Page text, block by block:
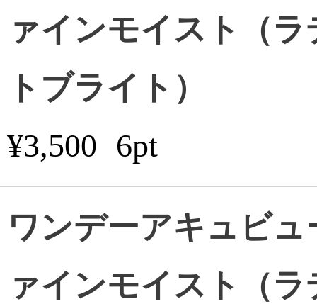
ァインモイスト（
トブライト）
¥3,500 6pt
ワンデーアキュビュ
ァインモイスト（